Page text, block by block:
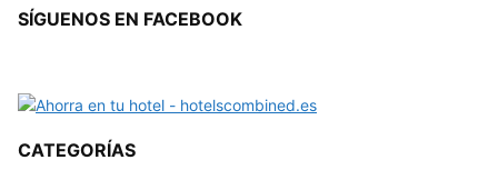
SÍGUENOS EN FACEBOOK
CATEGORÍAS